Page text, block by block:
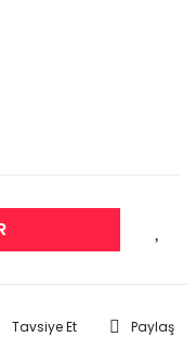
Tavsiye Et Paylaş